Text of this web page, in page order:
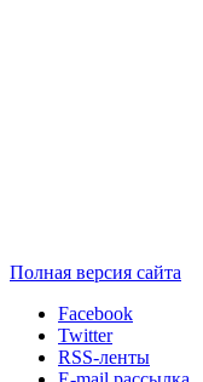
Полная версия сайта
Facebook
Twitter
RSS-ленты